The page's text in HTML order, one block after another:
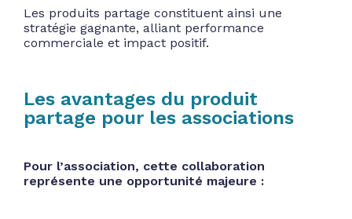
Les produits partage constituent ainsi une
stratégie gagnante, alliant performance
commerciale et impact positif.
Les avantages du produit
partage pour les associations
Pour l’association, cette collaboration
représente une opportunité majeure :